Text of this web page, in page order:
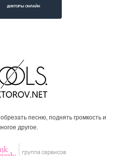
ДИКТОРЫ ОНЛАЙН
песню, поднять громкость и
другое.